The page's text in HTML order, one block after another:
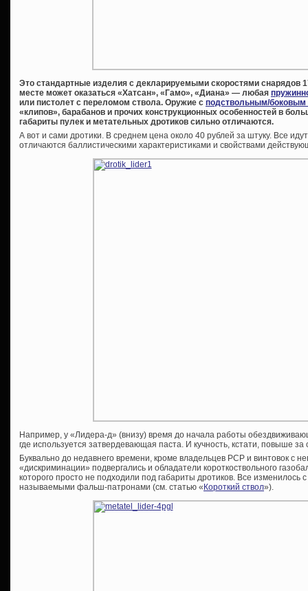
Это стандартные изделия с декларируемыми скоростями снарядов
месте может оказаться «Хатсан», «Гамо», «Диана» — любая
или пистолет с переломом ствола. Оружие с подствольным/боковым
«клипов», барабанов и прочих конструкционных особенностей в
габариты пулек и метательных дротиков сильно отличаются.
А вот и сами дротики. В среднем цена около 40 рублей за штуку. Все
отличаются баллистическими характеристиками и свойствами
Например, у «Лидера-д» (внизу) время до начала работы
где используется затвердевающая паста. И кучность, кстати, повыше за
Буквально до недавнего времени, кроме владельцев PCP и винтовок с
«дискриминации» подвергались и обладатели короткоствольного
которого просто не подходили под габариты дротиков. Все изменилось
называемыми фальш-патронами (см. статью « Короткий ствол»).